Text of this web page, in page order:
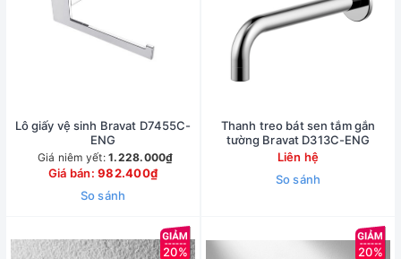
Lô giấy vệ sinh Bravat D7455C-
ENG
Giá niêm yết: 1.228.000₫
Giá bán:982.400₫
So sánh
Thanh treo bát sen tắm gắn
tường Bravat D313C-ENG
Liên hệ
So sánh
20% 20%